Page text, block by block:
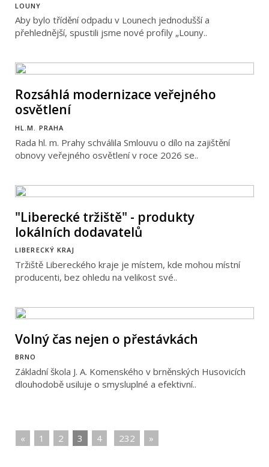
LOUNY
Aby bylo třídění odpadu v Lounech jednodušší a
přehlednější, spustili jsme nové profily „Louny..
Rozsáhlá modernizace veřejného
osvětlení
HL.M. PRAHA
Rada hl. m. Prahy schválila Smlouvu o dílo na zajištění
obnovy veřejného osvětlení v roce 2026 se..
"Liberecké tržiště" - produkty
lokálních dodavatelů
LIBERECKÝ KRAJ
Tržiště Libereckého kraje je místem, kde mohou místní
producenti, bez ohledu na velikost své..
Volný čas nejen o přestávkách
BRNO
Základní škola J. A. Komenského v brněnských Husovicích
dlouhodobě usiluje o smysluplné a efektivní..
« 1 2 3 4 232 »